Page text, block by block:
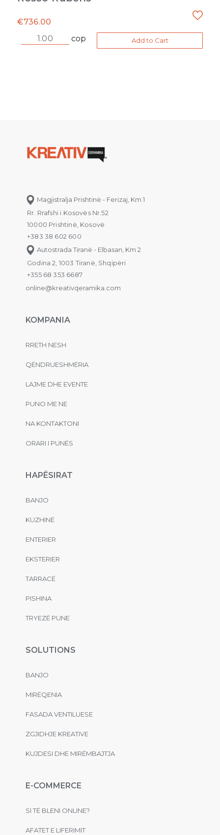
€736.00
cop
Add to Cart
Magjistralja Prishtinë - Ferizaj, Km 1
Rr. Rrafshi i Kosovës Nr.52
10000 Prishtinë, Kosovë
+383 38 602 600
Autostrada Tiranë - Elbasan, Km 2
Godina 2, 1003 Tiranë, Shqipëri
+355 68 353 6687
online@kreativqeramika.com
KOMPANIA
RRETH NESH
QËNDRUESHMËRIA
LAJME DHE EVENTE
PUNO ME NE
NA KONTAKTONI
ORARI I PUNËS
HAPËSIRAT
BANJO
KUZHINË
ENTERIER
EKSTERIER
TARRACË
PISHINA
TRYEZË PUNE
SOLUTIONS
BANJO
MIRËQENIA
FASADA VENTILUESE
ZGJIDHJE KREATIVE
KUJDESI DHE MIRËMBAJTJA
E-COMMERCE
SI TË BLENI ONLINE?
AFATET E LIFERIMIT